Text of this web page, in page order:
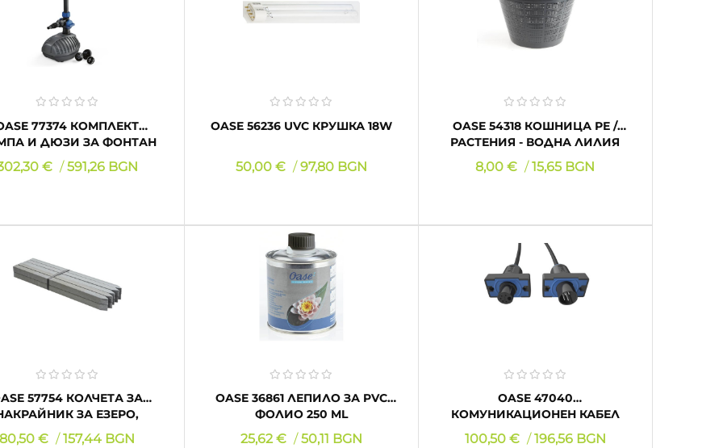
77374 КОМПЛЕКТ
И ДЮЗИ ЗА ФОНТАН
AQUARIUS CLASSIC...
€ 591,26 BGN
OASE 56236 UVC КРУШКА 18W
Цена
50,00 € 97,80 BGN
КУПИ
OASE 54318 КОШНИЦА РЕ /
РАСТЕНИЯ - ВОДНА ЛИЛИЯ
Ф40 СМ
Цена
8,00 € 15,65 BGN
КУПИ
КОЛЧЕТА ЗА
ЗА ЕЗЕРО,
PONDEDGE 10 XL
80,50 € 157,44 BGN
OASE 36861 ЛЕПИЛО ЗА PVC
ФОЛИО 250 ML
Цена
25,62 € 50,11 BGN
OASE 47040
КОМУНИКАЦИОНЕН КАБЕЛ
EGC 10.0 М
Цена
100,50 € 196,56 BGN